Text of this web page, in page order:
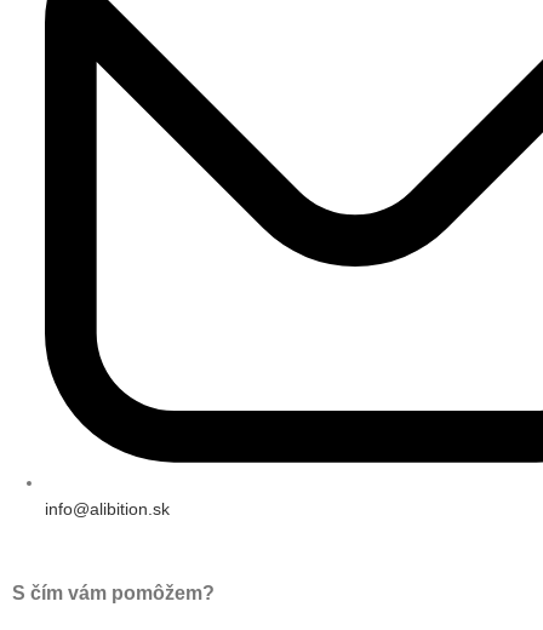
info@alibition.sk
S čím vám pomôžem?